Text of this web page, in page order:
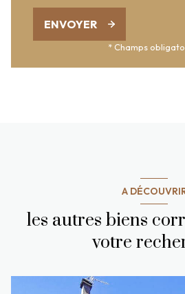
ENVOYER
* Champs
A
les autres biens
votre